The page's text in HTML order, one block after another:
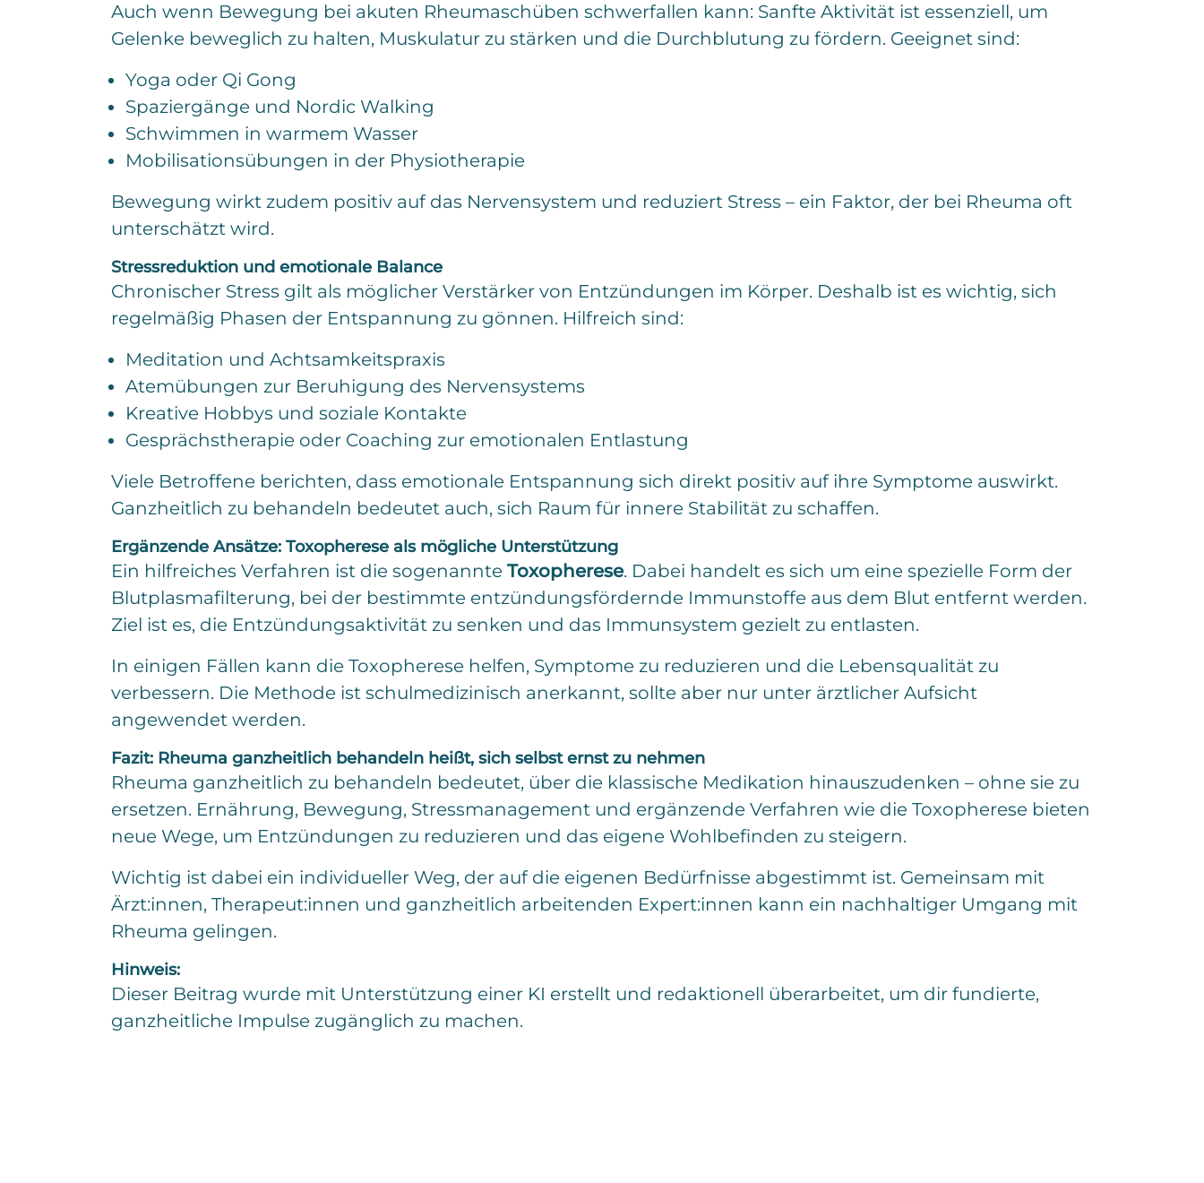
Auch wenn Bewegung bei akuten Rheumaschüben schwerfallen kann: Sanfte Aktivität ist essenziell, um
Gelenke beweglich zu halten, Muskulatur zu stärken und die Durchblutung zu fördern. Geeignet sind:
Yoga oder Qi Gong
Spaziergänge und Nordic Walking
Schwimmen in warmem Wasser
Mobilisationsübungen in der Physiotherapie
Bewegung wirkt zudem positiv auf das Nervensystem und reduziert Stress – ein Faktor, der bei Rheuma oft
unterschätzt wird.
Stressreduktion und emotionale Balance
Chronischer Stress gilt als möglicher Verstärker von Entzündungen im Körper. Deshalb ist es wichtig, sich
regelmäßig Phasen der Entspannung zu gönnen. Hilfreich sind:
Meditation und Achtsamkeitspraxis
Atemübungen zur Beruhigung des Nervensystems
Kreative Hobbys und soziale Kontakte
Gesprächstherapie oder Coaching zur emotionalen Entlastung
Viele Betroffene berichten, dass emotionale Entspannung sich direkt positiv auf ihre Symptome auswirkt.
Ganzheitlich zu behandeln bedeutet auch, sich Raum für innere Stabilität zu schaffen.
Ergänzende Ansätze: Toxopherese als mögliche Unterstützung
Ein hilfreiches Verfahren ist die sogenannte Toxopherese. Dabei handelt es sich um eine spezielle Form der
Blutplasmafilterung, bei der bestimmte entzündungsfördernde Immunstoffe aus dem Blut entfernt werden.
Ziel ist es, die Entzündungsaktivität zu senken und das Immunsystem gezielt zu entlasten.
In einigen Fällen kann die Toxopherese helfen, Symptome zu reduzieren und die Lebensqualität zu
verbessern. Die Methode ist schulmedizinisch anerkannt, sollte aber nur unter ärztlicher Aufsicht
angewendet werden.
Fazit: Rheuma ganzheitlich behandeln heißt, sich selbst ernst zu nehmen
Rheuma ganzheitlich zu behandeln bedeutet, über die klassische Medikation hinauszudenken – ohne sie zu
ersetzen. Ernährung, Bewegung, Stressmanagement und ergänzende Verfahren wie die Toxopherese bieten
neue Wege, um Entzündungen zu reduzieren und das eigene Wohlbefinden zu steigern.
Wichtig ist dabei ein individueller Weg, der auf die eigenen Bedürfnisse abgestimmt ist. Gemeinsam mit
Ärzt:innen, Therapeut:innen und ganzheitlich arbeitenden Expert:innen kann ein nachhaltiger Umgang mit
Rheuma gelingen.
Hinweis:
Dieser Beitrag wurde mit Unterstützung einer KI erstellt und redaktionell überarbeitet, um dir fundierte,
ganzheitliche Impulse zugänglich zu machen.